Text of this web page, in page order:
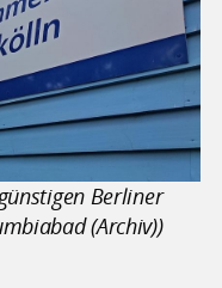
Berliner
(Archiv))